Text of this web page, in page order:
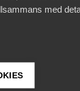
med
funktioner
för att lagra
nyttjas via
kan